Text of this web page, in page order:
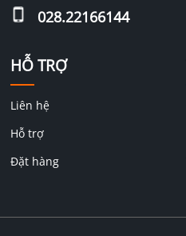
HỖ TRỢ
Liên hệ
Hỗ trợ
Đặt hàng
028.22166144